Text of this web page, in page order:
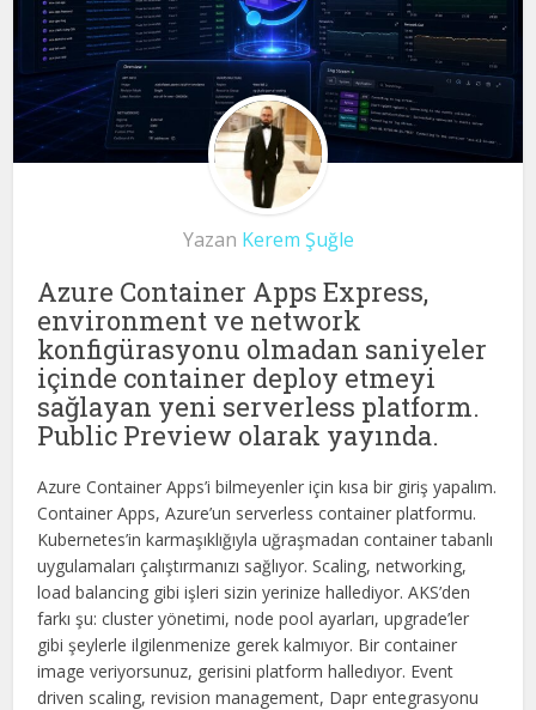
Yazan Kerem Şuğle
Azure Container Apps Express,
environment ve network
konfigürasyonu olmadan saniyeler
içinde container deploy etmeyi
sağlayan yeni serverless platform.
Public Preview olarak yayında.
Azure Container Apps’i bilmeyenler için kısa bir giriş yapalım.
Container Apps, Azure’un serverless container platformu.
Kubernetes’in karmaşıklığıyla uğraşmadan container tabanlı
uygulamaları çalıştırmanızı sağlıyor. Scaling, networking,
load balancing gibi işleri sizin yerinize hallediyor. AKS’den
farkı şu: cluster yönetimi, node pool ayarları, upgrade’ler
gibi şeylerle ilgilenmenize gerek kalmıyor. Bir container
image veriyorsunuz, gerisini platform halledıyor. Event
driven scaling, revision management, Dapr entegrasyonu